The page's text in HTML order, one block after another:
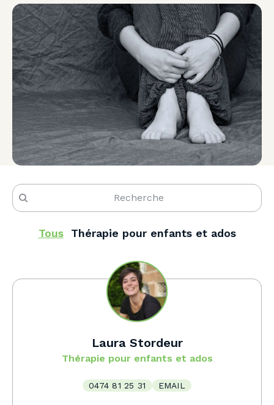
Tous Thérapie pour enfants et ados
Laura Stordeur
Thérapie pour enfants et ados
0474 81 25 31 EMAIL